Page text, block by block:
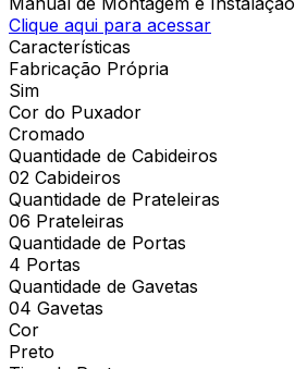
Clique aqui para acessar
Características
Fabricação Própria
Sim
Cor do Puxador
Cromado
Quantidade de Cabideiros
02 Cabideiros
Quantidade de Prateleiras
06 Prateleiras
Quantidade de Portas
4 Portas
Quantidade de Gavetas
04 Gavetas
Cor
Preto